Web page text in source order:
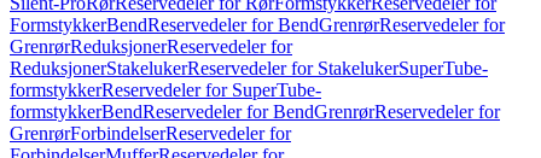
FormstykkerBendReservedeler for BendGrenrørReservedeler for
GrenrørReduksjonerReservedeler for
ReduksjonerStakelukerReservedeler for StakelukerSuperTube-
formstykkerReservedeler for SuperTube-
formstykkerBendReservedeler for BendGrenrørReservedeler for
GrenrørForbindelserReservedeler for